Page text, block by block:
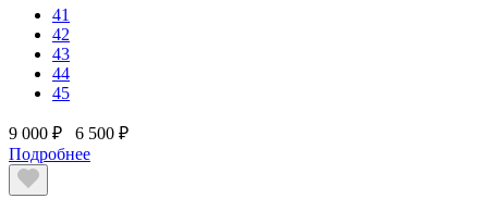
41
42
43
44
45
9 000 ₽
6 500 ₽
Подробнее